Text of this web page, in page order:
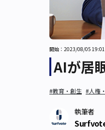
開始：2023/08/05 19:01
AIが居
#教育・創生 #人権
執筆者